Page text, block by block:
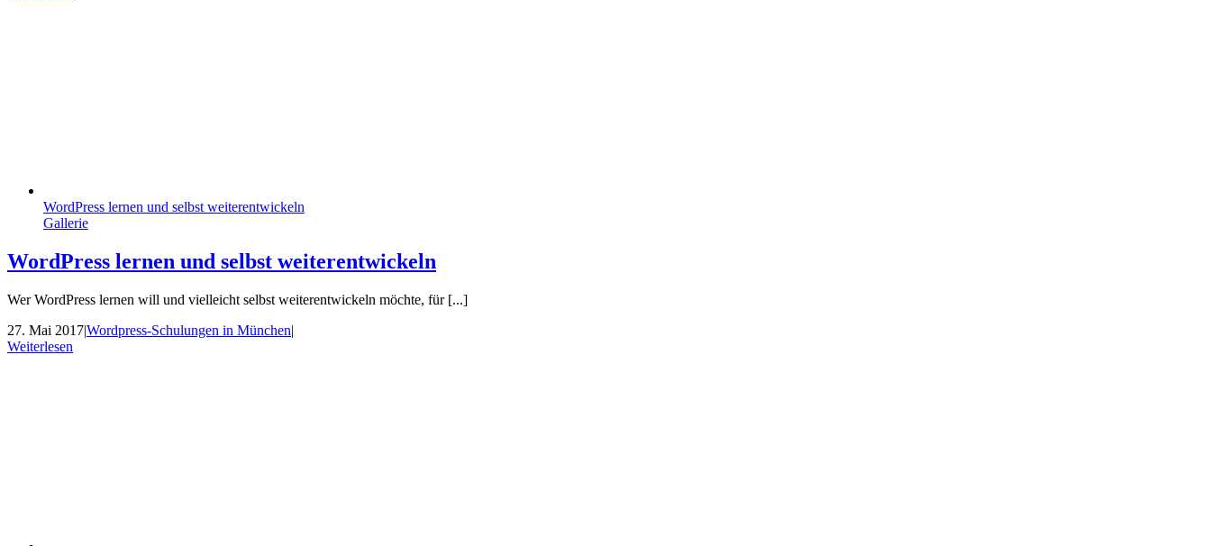
WordPress lernen und selbst weiterentwickeln
Gallerie
WordPress lernen und selbst weiterentwickeln
Wer WordPress lernen will und vielleicht selbst weiterentwickeln möchte, für [...]
27. Mai 2017|Wordpress-Schulungen in München|
Weiterlesen